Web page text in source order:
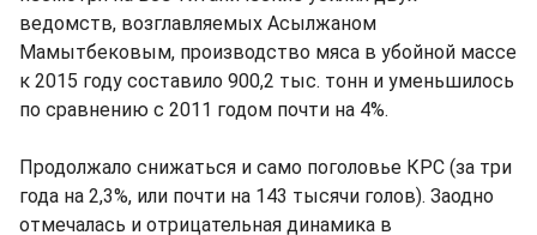
ведомств, возглавляемых Асылжаном
Мамытбековым, производство мяса в убойной массе
к 2015 году составило 900,2 тыс. тонн и уменьшилось
по сравнению с 2011 годом почти на 4%.
Продолжало снижаться и само поголовье КРС (за три
года на 2,3%, или почти на 143 тысячи голов). Заодно
отмечалась и отрицательная динамика в